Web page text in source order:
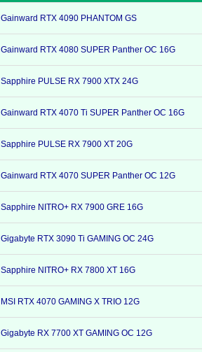
Gainward RTX 4090 PHANTOM GS
Gainward RTX 4080 SUPER Panther OC 16G
Sapphire PULSE RX 7900 XTX 24G
Gainward RTX 4070 Ti SUPER Panther OC 16G
Sapphire PULSE RX 7900 XT 20G
Gainward RTX 4070 SUPER Panther OC 12G
Sapphire NITRO+ RX 7900 GRE 16G
Gigabyte RTX 3090 Ti GAMING OC 24G
Sapphire NITRO+ RX 7800 XT 16G
MSI RTX 4070 GAMING X TRIO 12G
Gigabyte RX 7700 XT GAMING OC 12G